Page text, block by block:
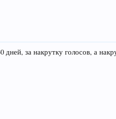
дней, за накрутку голосов, а